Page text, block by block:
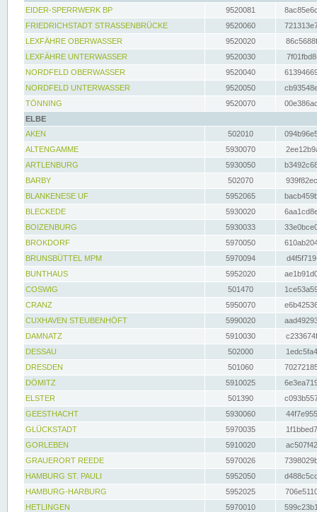
EIDER-SPERRWERK BP
9520081
FRIEDRICHSTADT STRASSENBRÜCKE
9520060
LEXFÄHRE OBERWASSER
9520020
LEXFÄHRE UNTERWASSER
9520030
NORDFELD OBERWASSER
9520040
NORDFELD UNTERWASSER
9520050
TÖNNING
9520070
ELBE
AKEN
502010
ALTENGAMME
5930070
ARTLENBURG
5930050
BARBY
502070
BLANKENESE UF
5952065
BLECKEDE
5930020
BOIZENBURG
5930033
BROKDORF
5970050
BRUNSBÜTTEL MPM
5970094
BUNTHAUS
5952020
COSWIG
501470
CRANZ
5950070
CUXHAVEN STEUBENHÖFT
5990020
DAMNATZ
5910030
DESSAU
502000
DRESDEN
501060
DÖMITZ
5910025
ELSTER
501390
GEESTHACHT
5930060
GLÜCKSTADT
5970035
GORLEBEN
5910020
GRAUERORT REEDE
5970026
HAMBURG ST. PAULI
5952050
HAMBURG-HARBURG
5952025
HETLINGEN
5970010